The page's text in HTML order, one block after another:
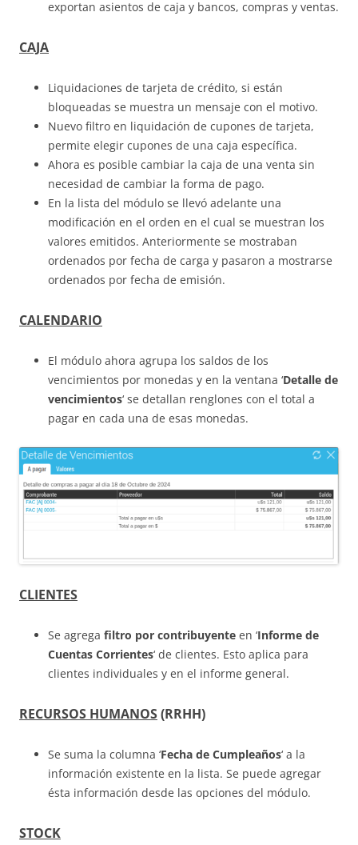
exportan asientos de caja y bancos, compras y ventas.
CAJA
Liquidaciones de tarjeta de crédito, si están
bloqueadas se muestra un mensaje con el motivo.
Nuevo filtro en liquidación de cupones de tarjeta,
permite elegir cupones de una caja específica.
Ahora es posible cambiar la caja de una venta sin
necesidad de cambiar la forma de pago.
En la lista del módulo se llevó adelante una
modificación en el orden en el cual se muestran los
valores emitidos. Anteriormente se mostraban
ordenados por fecha de carga y pasaron a mostrarse
ordenados por fecha de emisión.
CALENDARIO
El módulo ahora agrupa los saldos de los
vencimientos por monedas y en la ventana ‘Detalle de
vencimientos‘ se detallan renglones con el total a
pagar en cada una de esas monedas.
CLIENTES
Se agrega filtro por contribuyente en ‘Informe de
Cuentas Corrientes‘ de clientes. Esto aplica para
clientes individuales y en el informe general.
RECURSOS HUMANOS(RRHH)
Se suma la columna ‘Fecha de Cumpleaños‘ a la
información existente en la lista. Se puede agregar
ésta información desde las opciones del módulo.
STOCK